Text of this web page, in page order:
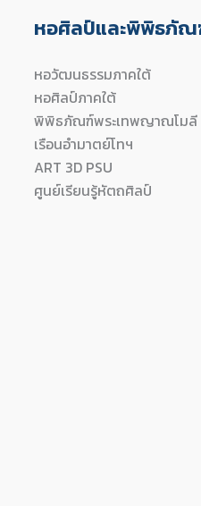
หอศิลป์และพิพิธภั
หอวัฒนธรรมภาคใต้
หอศิลป์ภาคใต้
พิพิธภัณฑ์พระเทพญาณโมลี
เรือนอำมาตย์โทฯ
ART 3D PSU
ศูนย์เรียนรู้หัตถศิลป์